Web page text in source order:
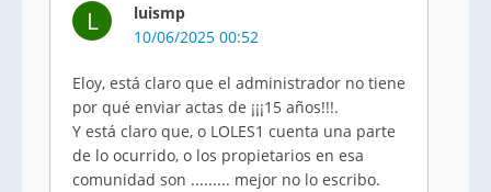
L
luismp
10/06/2025 00:52
Eloy, está claro que el administrador no tiene
por qué enviar actas de ¡¡¡15 años!!!.
Y está claro que, o LOLES1 cuenta una parte
de lo ocurrido, o los propietarios en esa
comunidad son ......... mejor no lo escribo.